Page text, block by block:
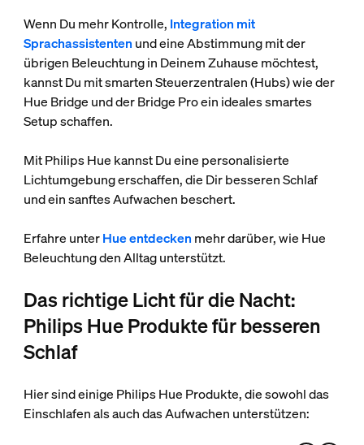
Wenn Du mehr Kontrolle, Integration mit
Sprachassistenten und eine Abstimmung mit der
übrigen Beleuchtung in Deinem Zuhause möchtest,
kannst Du mit smarten Steuerzentralen (Hubs) wie der
Hue Bridge und der Bridge Pro ein ideales smartes
Setup schaffen.
Mit Philips Hue kannst Du eine personalisierte
Lichtumgebung erschaffen, die Dir besseren Schlaf
und ein sanftes Aufwachen beschert.
Erfahre unterHue entdecken mehr darüber, wie Hue
Beleuchtung den Alltag unterstützt.
Das richtige Licht für die Nacht:
Philips Hue Produkte für besseren
Schlaf
Hier sind einige Philips Hue Produkte, die sowohl das
Einschlafen als auch das Aufwachen unterstützen: